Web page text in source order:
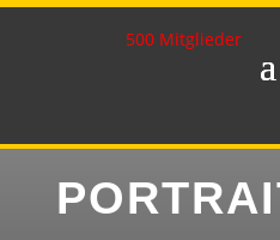
500 Mitglieder